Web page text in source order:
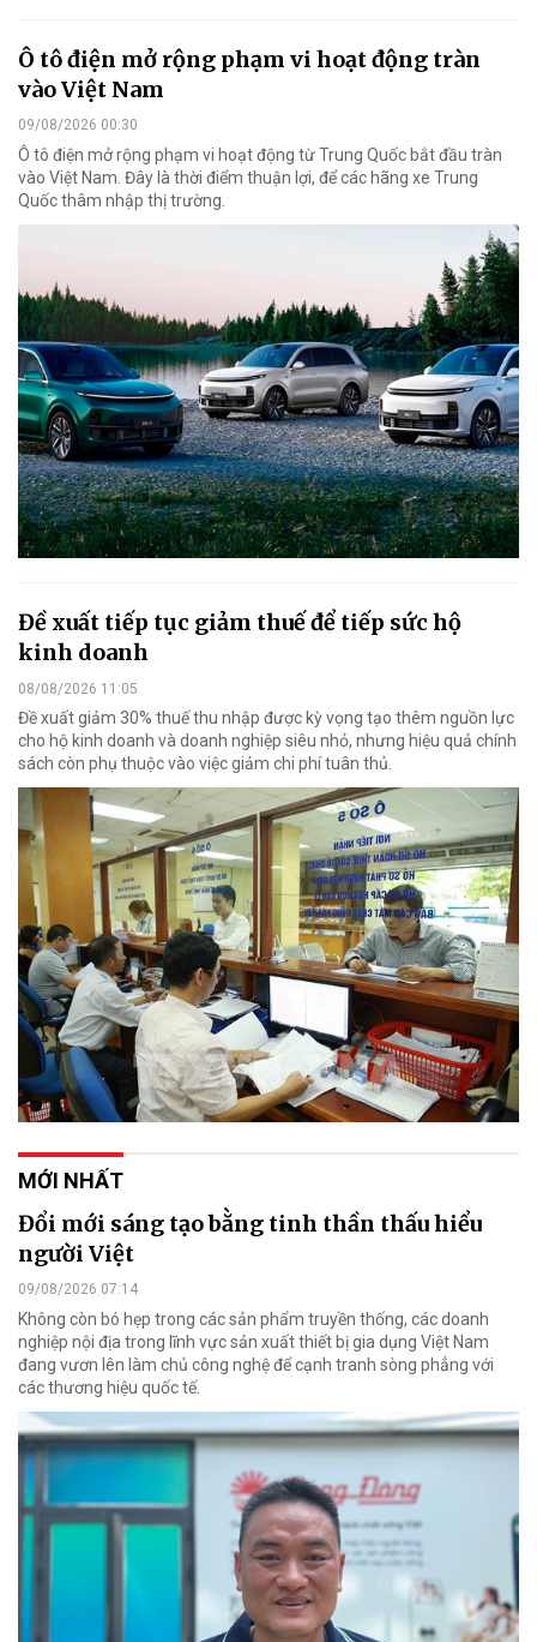
Ô tô điện mở rộng phạm vi hoạt động tràn
vào Việt Nam
09/08/2026 00:30
Ô tô điện mở rộng phạm vi hoạt động từ Trung Quốc bắt đầu tràn
vào Việt Nam. Đây là thời điểm thuận lợi, để các hãng xe Trung
Quốc thâm nhập thị trường.
Đề xuất tiếp tục giảm thuế để tiếp sức hộ
kinh doanh
08/08/2026 11:05
Đề xuất giảm 30% thuế thu nhập được kỳ vọng tạo thêm nguồn lực
cho hộ kinh doanh và doanh nghiệp siêu nhỏ, nhưng hiệu quả chính
sách còn phụ thuộc vào việc giảm chi phí tuân thủ.
MỚI NHẤT
Đổi mới sáng tạo bằng tinh thần thấu hiểu
người Việt
09/08/2026 07:14
Không còn bó hẹp trong các sản phẩm truyền thống, các doanh
nghiệp nội địa trong lĩnh vực sản xuất thiết bị gia dụng Việt Nam
đang vươn lên làm chủ công nghệ để cạnh tranh sòng phẳng với
các thương hiệu quốc tế.